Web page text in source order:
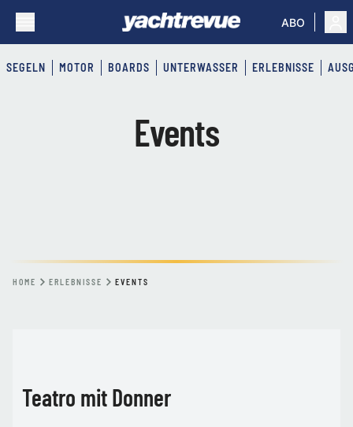
ABO
SEGELN MOTOR BOARDS UNTERWASSER ERLEBNISSE
Events
HOME ERLEBNISSE EVENTS
Teatro mit Donner